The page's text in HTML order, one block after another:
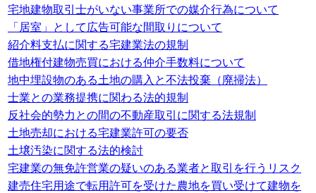
宅地建物取引士がいない事業所での媒介行為について
「居室」として広告可能な間取りについて
紹介料支払に関する宅建業法の規制
借地権付建物売買における仲介手数料について
地中埋設物のある土地の購入と不法投棄（廃掃法）
士業との業務提携に関わる法的規制
反社会的勢力との間の不動産取引に関する法規制
土地売却における宅建業許可の要否
土壌汚染に関する法的検討
宅建業の無免許営業の疑いのある業者と取引を行うリスク
建売住宅用途で転用許可を受けた農地を買い受けて建物を